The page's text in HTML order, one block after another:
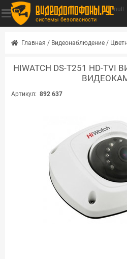
видеодомофоны.рус
системы безопасности
null
Главная / Видеонаблюдение /
HIWATCH DS-T251 HD-
Артикул: 892 637